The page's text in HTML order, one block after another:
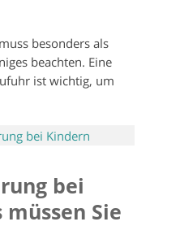
besonders als
beachten. Eine
ist wichtig, um
bei
müssen Sie